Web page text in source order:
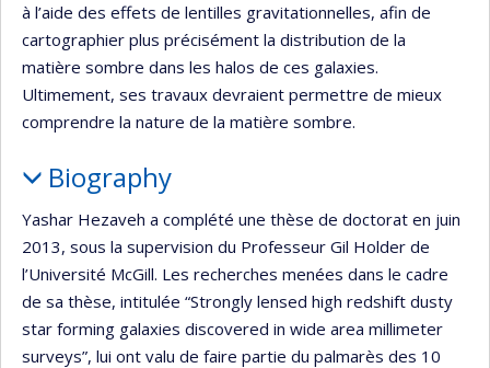
à l’aide des effets de lentilles gravitationnelles, afin de
cartographier plus précisément la distribution de la
matière sombre dans les halos de ces galaxies.
Ultimement, ses travaux devraient permettre de mieux
comprendre la nature de la matière sombre.
Biography
Yashar Hezaveh a complété une thèse de doctorat en juin
2013, sous la supervision du Professeur Gil Holder de
l’Université McGill. Les recherches menées dans le cadre
de sa thèse, intitulée “Strongly lensed high redshift dusty
star forming galaxies discovered in wide area millimeter
surveys”, lui ont valu de faire partie du palmarès des 10